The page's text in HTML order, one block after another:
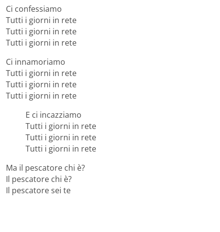
Ci confessiamo
Tutti i giorni in rete
Tutti i giorni in rete
Tutti i giorni in rete
Ci innamoriamo
Tutti i giorni in rete
Tutti i giorni in rete
Tutti i giorni in rete
E ci incazziamo
Tutti i giorni in rete
Tutti i giorni in rete
Tutti i giorni in rete
Ma il pescatore chi è?
Il pescatore chi è?
Il pescatore sei te